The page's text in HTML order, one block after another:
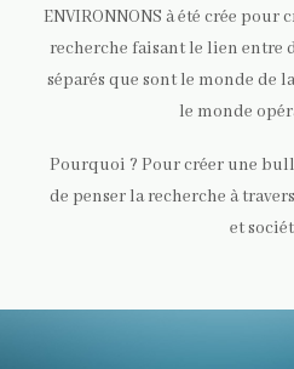
ENVIRONNONS à été crée pour
recherche faisant le lien entre
séparés que sont le monde de
le monde
Pourquoi ? Pour créer une
de penser la recherche à
et